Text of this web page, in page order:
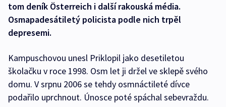
tom deník Österreich i další rakouská média.
Osmapadesátiletý policista podle nich trpěl
depresemi.
Kampuschovou unesl Priklopil jako desetiletou
školačku v roce 1998. Osm let ji držel ve sklepě svého
domu. V srpnu 2006 se tehdy osmnáctileté dívce
podařilo uprchnout. Únosce poté spáchal sebevraždu.